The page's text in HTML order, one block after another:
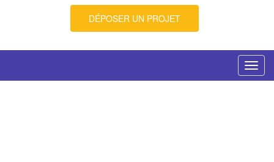
DÉPOSER UN PROJET